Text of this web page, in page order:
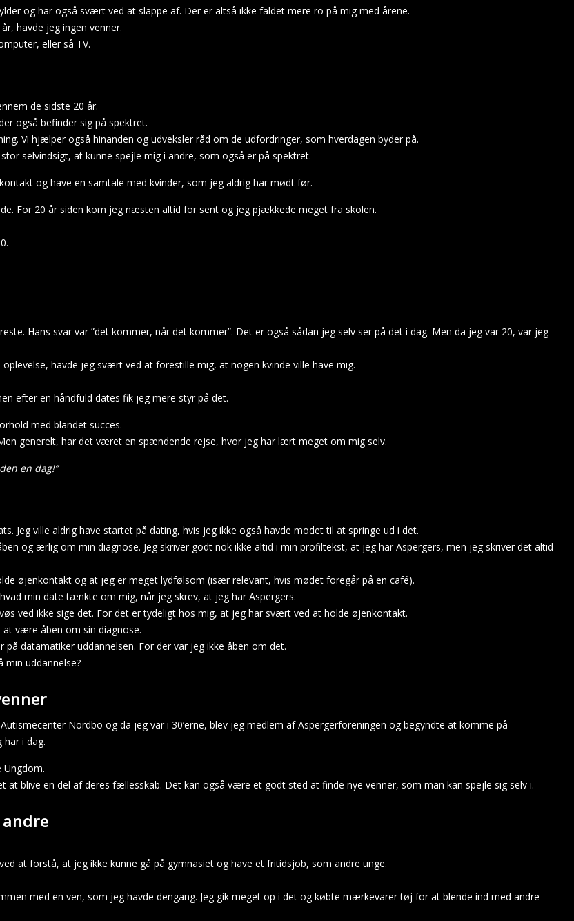
og har også svært ved at slappe af. Der er altså ikke faldet mere ro på mig med årene.
havde jeg ingen venner.
eller så TV.
de sidste 20 år.
også befinder sig på spektret.
Vi hjælper også hinanden og udveksler råd om de udfordringer, som hverdagen byder på.
selvindsigt, at kunne spejle mig i andre, som også er på spektret.
og have en samtale med kvinder, som jeg aldrig har mødt før.
For 20 år siden kom jeg næsten altid for sent og jeg pjækkede meget fra skolen.
Hans svar var ”det kommer, når det kommer”. Det er også sådan jeg selv ser på det i dag. Men da jeg var 20, var jeg
havde jeg svært ved at forestille mig, at nogen kvinde ville have mig.
efter en håndfuld dates fik jeg mere styr på det.
med blandet succes.
generelt, har det været en spændende rejse, hvor jeg har lært meget om mig selv.
en dag!”
Jeg ville aldrig have startet på dating, hvis jeg ikke også havde modet til at springe ud i det.
og ærlig om min diagnose. Jeg skriver godt nok ikke altid i min profiltekst, at jeg har Aspergers, men jeg skriver det altid
øjenkontakt og at jeg er meget lydfølsom (især relevant, hvis mødet foregår på en café).
min date tænkte om mig, når jeg skrev, at jeg har Aspergers.
ved ikke sige det. For det er tydeligt hos mig, at jeg har svært ved at holde øjenkontakt.
at være åben om sin diagnose.
datamatiker uddannelsen. For der var jeg ikke åben om det.
min uddannelse?
Nordbo og da jeg var i 30’erne, blev jeg medlem af Aspergerforeningen og begyndte at komme på
i dag.
Ungdom.
at blive en del af deres fællesskab. Det kan også være et godt sted at finde nye venner, som man kan spejle sig selv i.
at forstå, at jeg ikke kunne gå på gymnasiet og have et fritidsjob, som andre unge.
med en ven, som jeg havde dengang. Jeg gik meget op i det og købte mærkevarer tøj for at blende ind med andre